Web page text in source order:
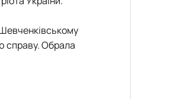
справу. Обрала